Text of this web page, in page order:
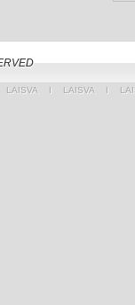
LAISVA Ι LAISVA Ι